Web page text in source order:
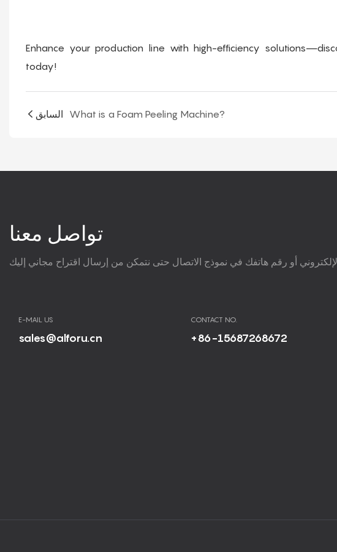
Enhance your production line with high-efficiency
today!
السابق What is a Foam Peeling Machine?
تواصل معنا
E-MAIL US
sales@alforu.cn
CONTACT NO.
+86-15687268672